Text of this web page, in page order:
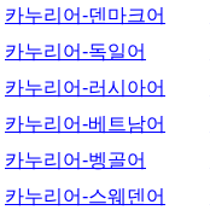
카누리어-덴마크어
카누리어-독일어
카누리어-러시아어
카누리어-베트남어
카누리어-벵골어
카누리어-스웨덴어